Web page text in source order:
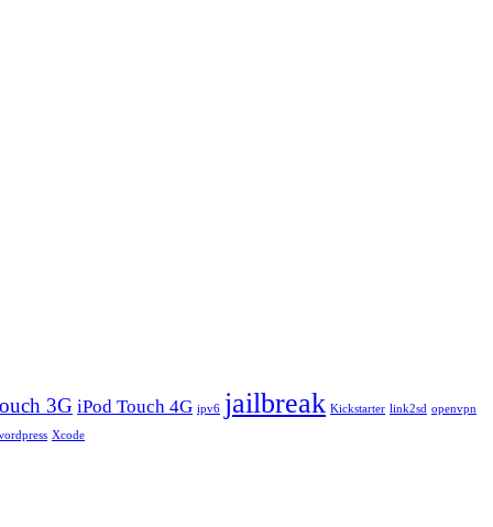
3G iPod Touch 4G ipv6 jailbreak Kickstarter link2sd openvpn
Xcode